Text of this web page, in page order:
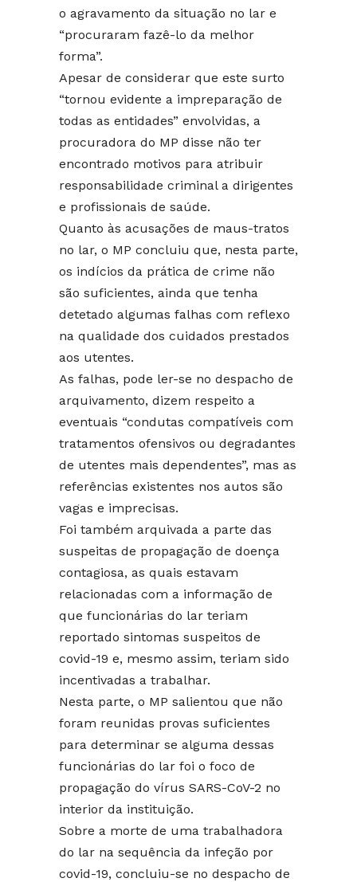
o agravamento da situação no lar e
“procuraram fazê-lo da melhor
forma”.
Apesar de considerar que este surto
“tornou evidente a impreparação de
todas as entidades” envolvidas, a
procuradora do MP disse não ter
encontrado motivos para atribuir
responsabilidade criminal a dirigentes
e profissionais de saúde.
Quanto às acusações de maus-tratos
no lar, o MP concluiu que, nesta parte,
os indícios da prática de crime não
são suficientes, ainda que tenha
detetado algumas falhas com reflexo
na qualidade dos cuidados prestados
aos utentes.
As falhas, pode ler-se no despacho de
arquivamento, dizem respeito a
eventuais “condutas compatíveis com
tratamentos ofensivos ou degradantes
de utentes mais dependentes”, mas as
referências existentes nos autos são
vagas e imprecisas.
Foi também arquivada a parte das
suspeitas de propagação de doença
contagiosa, as quais estavam
relacionadas com a informação de
que funcionárias do lar teriam
reportado sintomas suspeitos de
covid-19 e, mesmo assim, teriam sido
incentivadas a trabalhar.
Nesta parte, o MP salientou que não
foram reunidas provas suficientes
para determinar se alguma dessas
funcionárias do lar foi o foco de
propagação do vírus SARS-CoV-2 no
interior da instituição.
Sobre a morte de uma trabalhadora
do lar na sequência da infeção por
covid-19, concluiu-se no despacho de